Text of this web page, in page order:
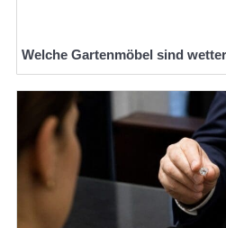
Welche Gartenmöbel sind